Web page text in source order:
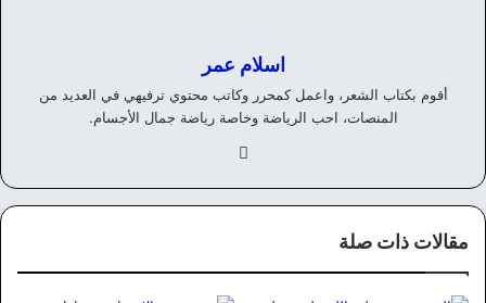
اسلام عمر
أقوم بكتاب الشعر، واعمل كمحرر وكاتب محتوي ترفيهي في العديد من
المنصات، احب الرياضة وخاصة رياضة جمال الأجسام.
وك
مقالات ذات صلة